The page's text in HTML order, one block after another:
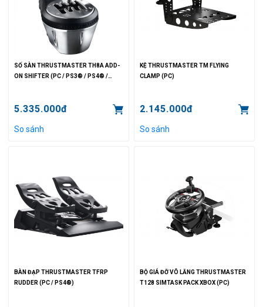
SỐ SÀN THRUSTMASTER TH8A ADD-
ON SHIFTER (PC / PS3® / PS4® /
5.335.000đ
So sánh
KỆ THRUSTMASTER TM FLYING
CLAMP (PC)
2.145.000đ
So sánh
BÀN ĐẠP THRUSTMASTER TFRP
RUDDER (PC / PS4®)
BỘ GIÁ ĐỠ VÔ LĂNG THRUSTMASTER
T128 SIMTASK PACK XBOX (PC)